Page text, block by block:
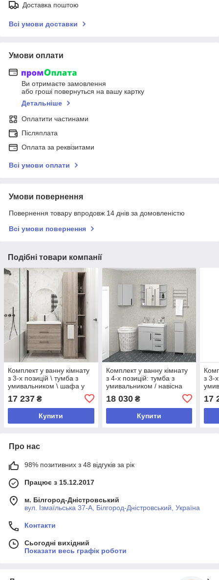
Доставка поштою
Всі умови доставки
Умови оплати
Ви отримаєте замовлення
або гроші повернуться на вашу картку
Детальніше
Оплатити частинами
Післяплата
Оплата за реквізитами
Всі умови оплати
Умови повернення
Повернення товару впродовж 14 днів за домовленістю
Всі умови повернення
Подібні товари компанії
Комплект у ванну кімнату
з 3-х позицій \ тумба з
умивальником \ шафа у
ванну кімнату \ стелаж у
ванну кімнату Сонома
трюфель
17 237 ₴
Купити
Комплект у ванну кімнату
з 4-х позицій: тумба з
умивальником / навісна
шафа з дзеркалом / пенал
/ Сірий
18 030₴
Купити
з 3-
17
Про нас
98% позитивних з 48 відгуків за рік
Працює з 15.12.2017
м. Білгород-Дністровський
вул. Ізмаїльська 37-А, Білгород-Дністровський, Україна
Контакти
Сьогодні вихідний
Показати весь графік роботи